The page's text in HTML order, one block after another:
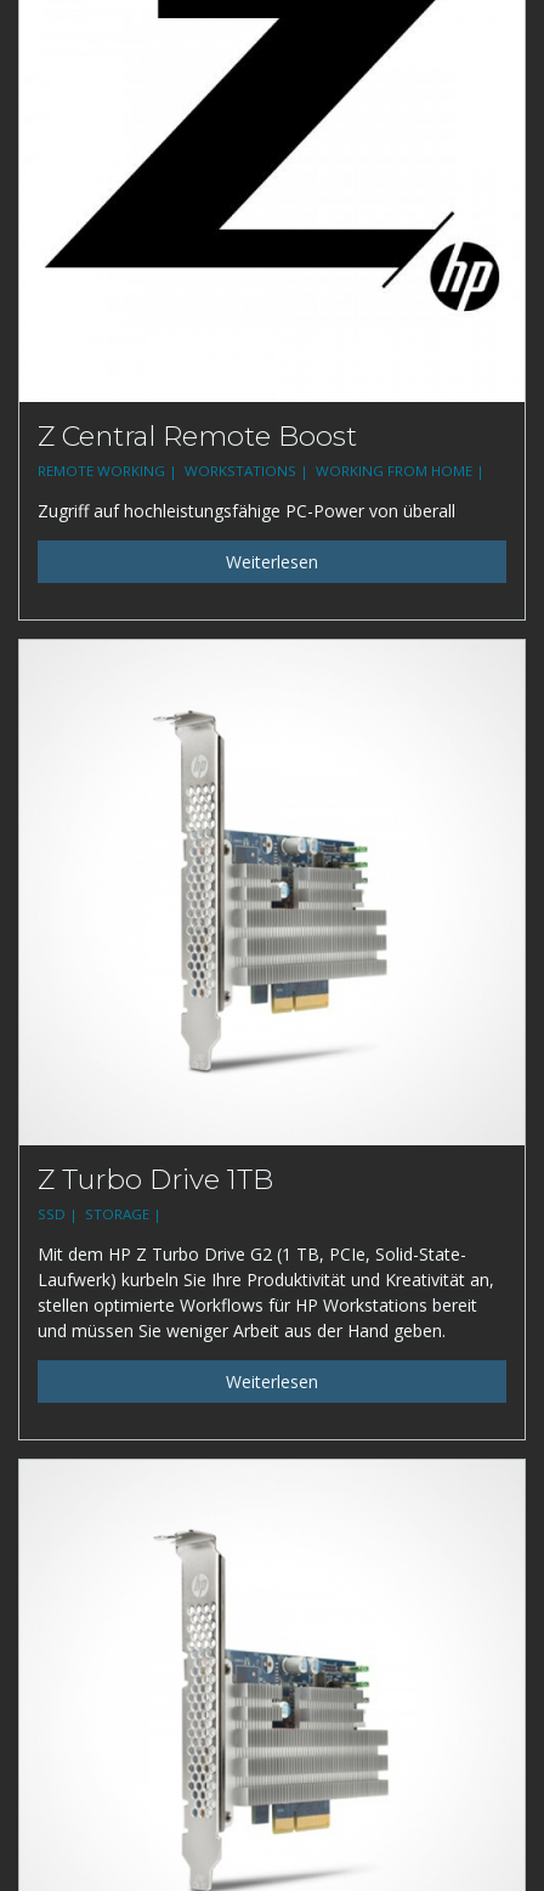
Z Central Remote Boost
REMOTE WORKING | WORKSTATIONS | WORKING FROM HOME |
Zugriff auf hochleistungsfähige PC-Power von überall
Weiterlesen
Z Turbo Drive 1TB
SSD | STORAGE |
Mit dem HP Z Turbo Drive G2 (1 TB, PCIe, Solid-State-
Laufwerk) kurbeln Sie Ihre Produktivität und Kreativität an,
stellen optimierte Workflows für HP Workstations bereit
und müssen Sie weniger Arbeit aus der Hand geben.
Weiterlesen